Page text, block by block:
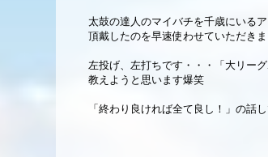
太鼓の達人のマイバチを千歳にいる
頂戴したのを早速使わせていただき
左投げ、左打ちです・・・「大リー
教えようと思います爆笑
「終わり良ければ全て良し！」の話